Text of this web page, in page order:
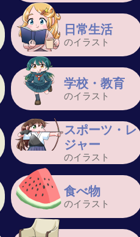
日常生活
のイラスト
学校・教育
のイラスト
スポーツ・レ
ジャー
のイラスト
食べ物
のイラスト